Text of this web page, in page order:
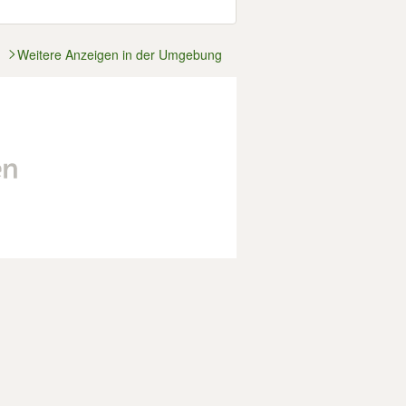
Weitere Anzeigen in der Umgebung